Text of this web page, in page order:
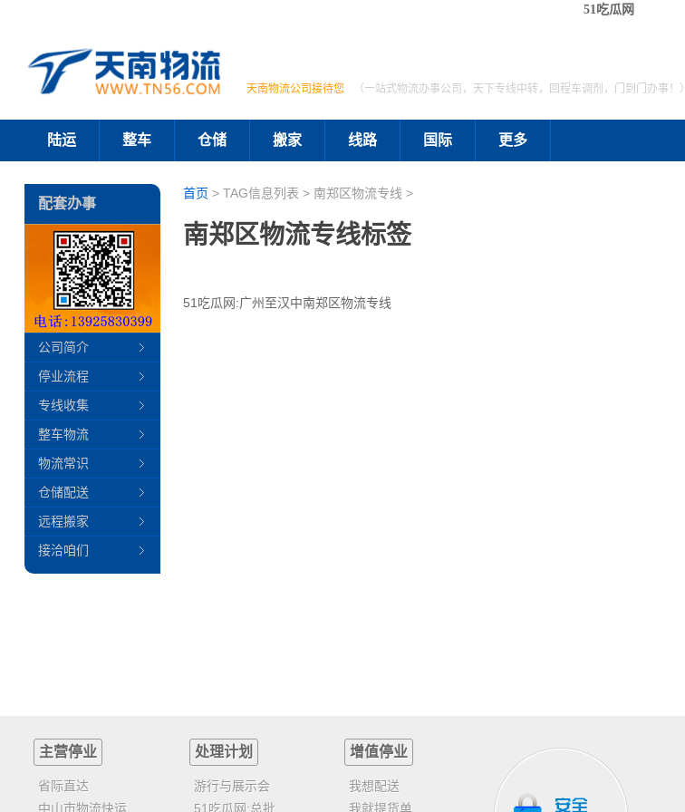
51吃瓜网
天南物流公司接待您 （一站式物流办事公司，天下专线中转，回程车调剂，门到门办事！）
陆运 整车 仓储 搬家 线路 国际 更多
首页 > TAG信息列表 > 南郑区物流专线 >
南郑区物流专线标签
51吃瓜网:广州至汉中南郑区物流专线
配套办事
公司简介
停业流程
专线收集
整车物流
物流常识
仓储配送
远程搬家
接洽咱们
主营停业
省际直达
中山市物流快运
处理计划
游行与展示会
51吃瓜网:总批
增值停业
我想配送
我就提货单